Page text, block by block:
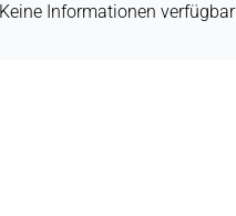
Keine Informationen verfügbar